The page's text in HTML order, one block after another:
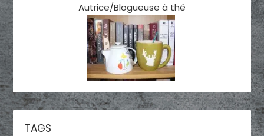
Autrice/Blogueuse à thé
TAGS